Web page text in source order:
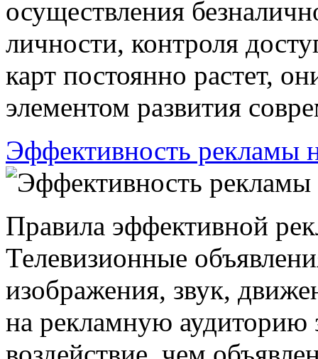
осуществления
личности, контроля
карт постоянно растет,
элементом развития
Эффективность рекламы
Правила эффективной
Телевизионные
изображения, звук,
на рекламную аудиторию